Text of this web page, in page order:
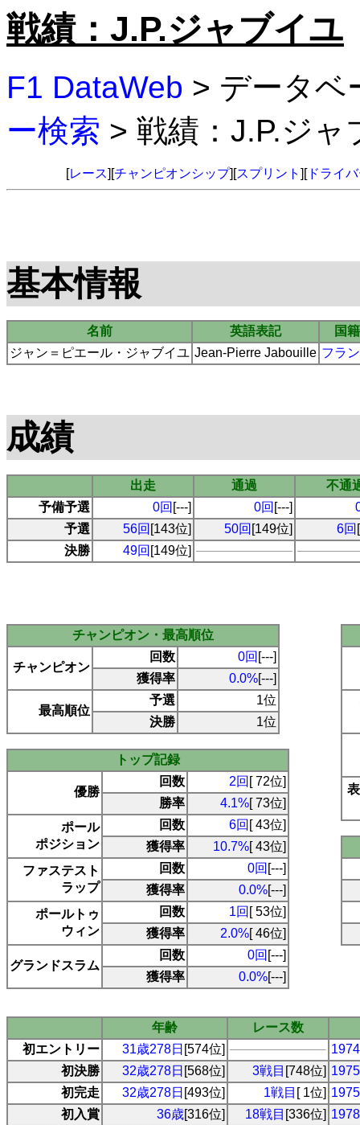
戦績：J.P.ジャブイユ
F1 DataWeb > データ
ー検索 > 戦績：J.P.ジャ
[レース][チャンピオンシップ][スプリント ][ドライ
基本情報
名前 英語表記
国籍
ジャン＝ピエール・ジャブイユ Jean-Pierre Jabouille フラ
成績
出走 通過
不通
予備予選
0回 [---] 0回 [---]
予選
56回 [143位] 50回 [149位] 6回
決勝
49回 [149位]
チャンピオン・最高順位
チャンピオン
回数 0回 [---]
獲得率
0.0%[---]
最高順位
予選
1位
決勝
1位
トップ記録
優勝
回数 2回 [ 72位]
勝率
4.1%[ 73位]
ポール
ポジション
回数 6回 [ 43位]
獲得率
10.7%[ 43位]
ファステスト
ラップ
回数 0回 [---]
獲得率
0.0%[---]
ポールトゥ
ウィン
回数 1回 [ 53位]
獲得率
2.0%[ 46位]
グランドスラム
回数 0回 [---]
獲得率
0.0%[---]
年齢
レース数
初エントリー
31歳278日 [574位]
初決勝
32歳278日 [568位] 3戦目 [748位]
初完走
32歳278日 [493位] 1戦目 [ 1位]
初入賞
36歳[316位] 18戦目 [336位]